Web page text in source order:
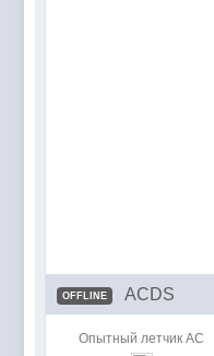
OFFLINE ACDS
Опытный летчик АС